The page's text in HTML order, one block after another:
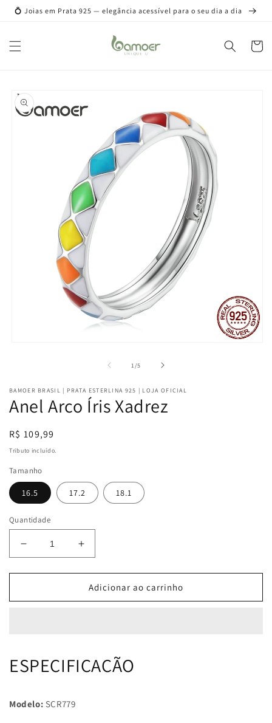
para o
💍 Joias em Prata 925 — elegância acessível para o seu dia a dia
as
informações
do produto
modal
1 /de
5
BAMOER BRASIL | PRATA ESTERLINA 925 | LOJA OFICIAL
Anel Arco Íris Xadrez
Preço
normal
R$ 109,99
Tributo incluído.
Tamanho
16.5 17.2 18.1
Quantidade
Diminuir
a
quantidade
Anel
Aumentar
a
quantidade
de
Anel
Adicionar ao carrinho
ESPECIFICAÇÃO
Modelo: SCR779